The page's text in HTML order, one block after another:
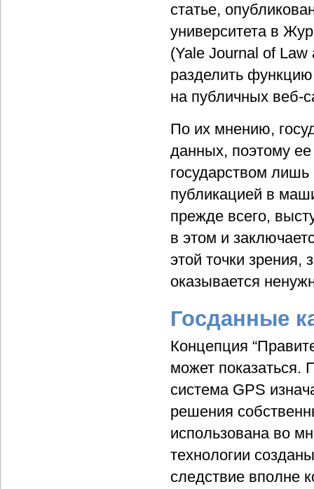
статье,
университета в
(Yale Journal of
разделить
на публичных веб-
По их мнению,
данных, поэтому ее
государством
публикацией в
прежде всего,
в этом и
этой точки зрения,
оказывается
Госданные
Концепция
может показаться.
система GPS
решения
использована во
технологии
следствие вполне